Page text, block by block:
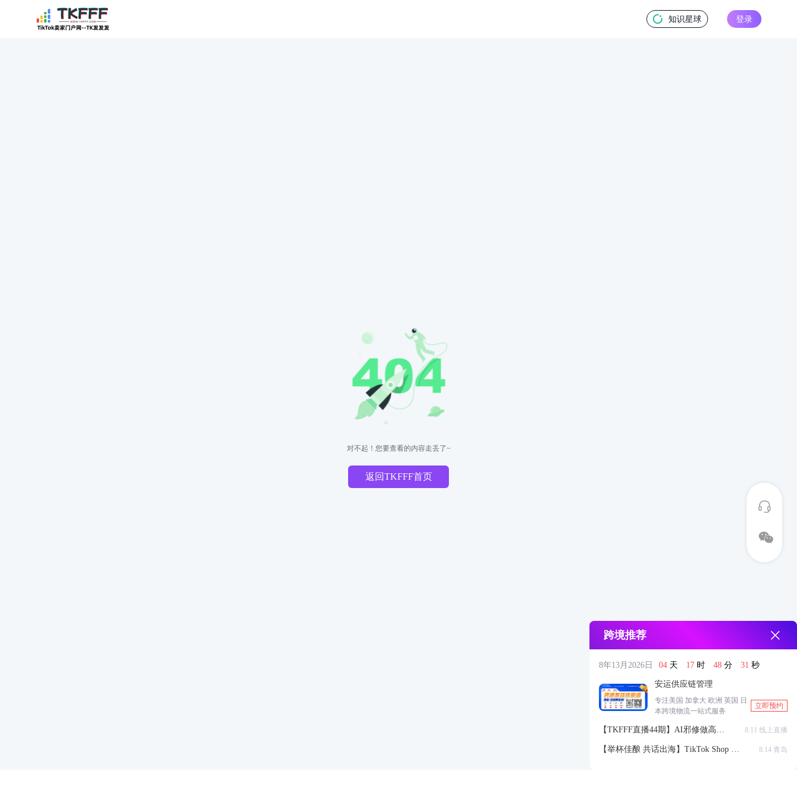
知识星球 登录
对不起！您要查看的内容走丢了~
返回TKFFF首页
跨境推荐
8年13月2026日 04 天 17 时 48 分 30 秒
安运供应链管理
专注美国 加拿大 欧洲 英国 日
本跨境物流一站式服务
立即预约
【TKFFF直播44期】AI邪修做高点
带货视频
8.11 线上直播
【举杯佳酿 共话出海】TikTok Shop 全
8.14 青岛